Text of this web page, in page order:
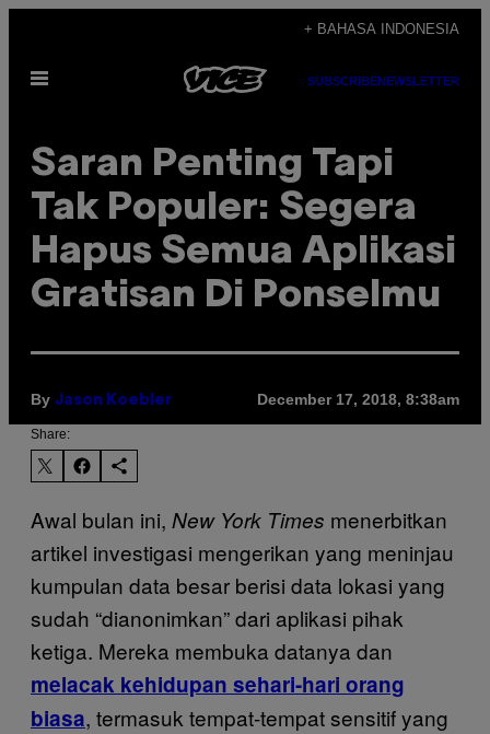
content
+ BAHASA INDONESIA
Open
SUBSCRIBENEWSLETTER
Saran Penting Tapi
Tak Populer: Segera
Hapus Semua Aplikasi
Gratisan Di Ponselmu
By Jason Koebler December 17, 2018, 8:38am
Share:
Awal bulan ini, New York Times menerbitkan
artikel investigasi mengerikan yang meninjau
kumpulan data besar berisi data lokasi yang
sudah “dianonimkan” dari aplikasi pihak
ketiga. Mereka membuka datanya dan
melacak kehidupan sehari-hari orang
biasa, termasuk tempat-tempat sensitif yang